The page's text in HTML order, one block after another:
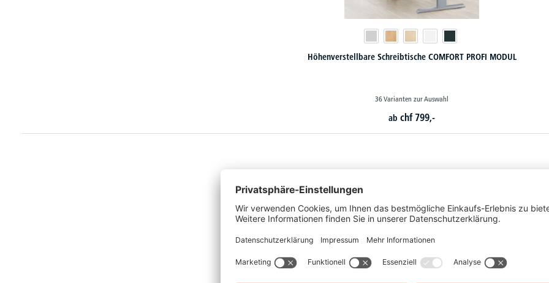
Höhenverstellbare Schreibtische COMFORT PROFI MODUL
36 Varianten zur Auswahl
ab chf 799,-